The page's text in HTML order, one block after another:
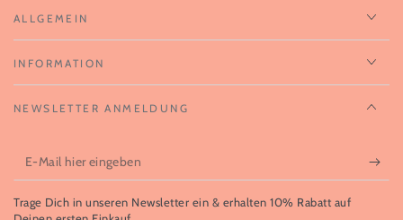
ALLGEMEIN
INFORMATION
NEWSLETTER ANMELDUNG
E-
Mail
hier
Trage Dich in unseren Newsletter ein & erhalten 10% Rabatt auf